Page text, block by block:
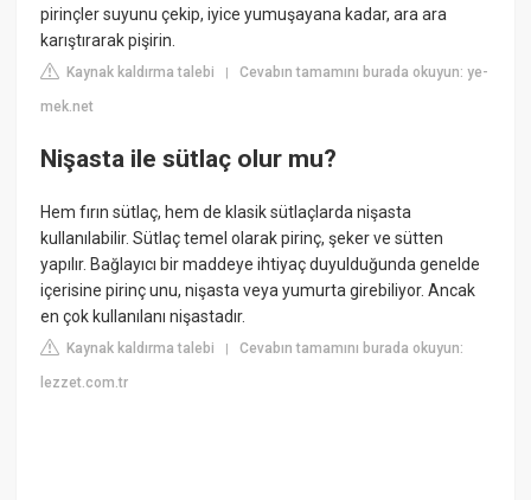
pirinçler suyunu çekip, iyice yumuşayana kadar, ara ara
karıştırarak pişirin.
Kaynak kaldırma talebi |Cevabın tamamını burada okuyun: ye-
mek.net
Nişasta ile sütlaç olur mu?
Hem fırın sütlaç, hem de klasik sütlaçlarda nişasta
kullanılabilir. Sütlaç temel olarak pirinç, şeker ve sütten
yapılır. Bağlayıcı bir maddeye ihtiyaç duyulduğunda genelde
içerisine pirinç unu, nişasta veya yumurta girebiliyor. Ancak
en çok kullanılanı nişastadır.
Kaynak kaldırma talebi |Cevabın tamamını burada okuyun:
lezzet.com.tr